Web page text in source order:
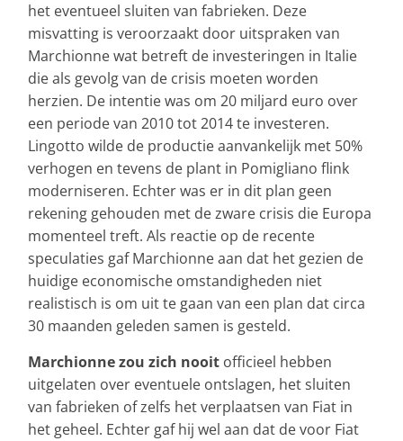
het eventueel sluiten van fabrieken. Deze
misvatting is veroorzaakt door uitspraken van
Marchionne wat betreft de investeringen in Italie
die als gevolg van de crisis moeten worden
herzien. De intentie was om 20 miljard euro over
een periode van 2010 tot 2014 te investeren.
Lingotto wilde de productie aanvankelijk met 50%
verhogen en tevens de plant in Pomigliano flink
moderniseren. Echter was er in dit plan geen
rekening gehouden met de zware crisis die Europa
momenteel treft. Als reactie op de recente
speculaties gaf Marchionne aan dat het gezien de
huidige economische omstandigheden niet
realistisch is om uit te gaan van een plan dat circa
30 maanden geleden samen is gesteld.
Marchionne zou zich nooit officieel hebben
uitgelaten over eventuele ontslagen, het sluiten
van fabrieken of zelfs het verplaatsen van Fiat in
het geheel. Echter gaf hij wel aan dat de voor Fiat